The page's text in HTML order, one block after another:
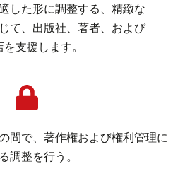
した形に調整する、精緻な
て、出版社、著者、および
支援します。
間で、著作権および権利管理に
調整を行う。